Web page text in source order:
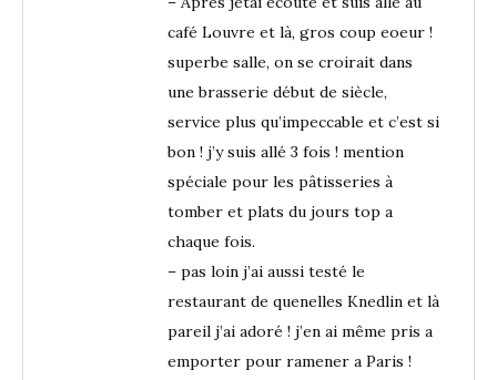
café Louvre et là, gros coup eoeur !
superbe salle, on se croirait dans
une brasserie début de siècle,
service plus qu’impeccable et c’est si
bon ! j’y suis allé 3 fois ! mention
spéciale pour les pâtisseries à
tomber et plats du jours top a
chaque fois.
– pas loin j’ai aussi testé le
restaurant de quenelles Knedlin et là
pareil j’ai adoré ! j’en ai même pris a
emporter pour ramener a Paris !